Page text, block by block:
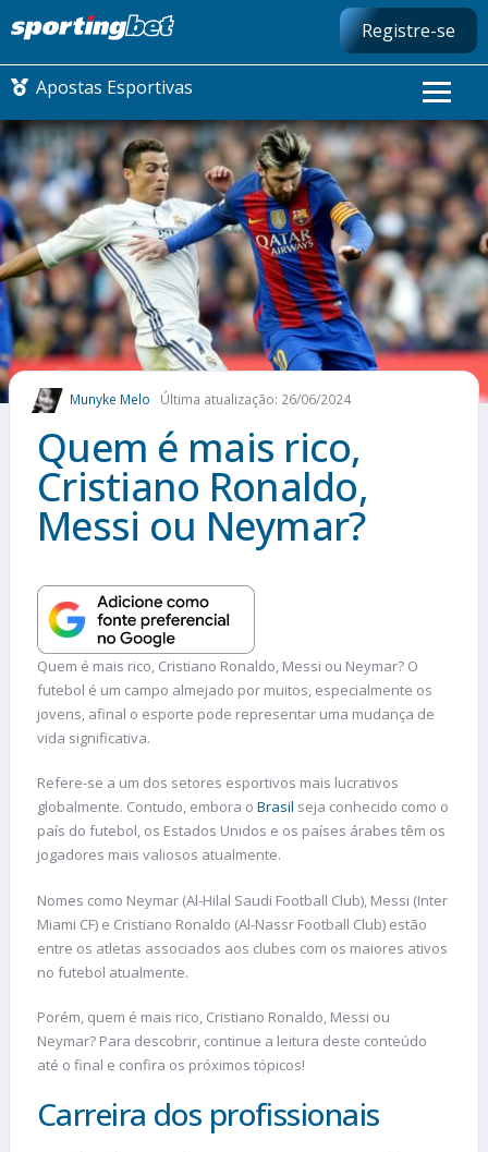
Registre-se
Apostas Esportivas
CONMEBOL LIBERTADORES
FUTEBOL NACIONAL
FUTEBOL INTERNACIONAL
COMO APOSTAR
MAIS ESPORTES
Munyke Melo Última atualização: 26/06/2024
Quem é mais rico,
Cristiano Ronaldo,
Messi ou Neymar?
Quem é mais rico, Cristiano Ronaldo, Messi ou Neymar? O
futebol é um campo almejado por muitos, especialmente os
jovens, afinal o esporte pode representar uma mudança de
vida significativa.
Refere-se a um dos setores esportivos mais lucrativos
globalmente. Contudo, embora o Brasil seja conhecido como o
país do futebol, os Estados Unidos e os países árabes têm os
jogadores mais valiosos atualmente.
Nomes como Neymar (Al-Hilal Saudi Football Club), Messi (Inter
Miami CF) e Cristiano Ronaldo (Al-Nassr Football Club) estão
entre os atletas associados aos clubes com os maiores ativos
no futebol atualmente.
Porém, quem é mais rico, Cristiano Ronaldo, Messi ou
Neymar? Para descobrir, continue a leitura deste conteúdo
até o final e confira os próximos tópicos!
Carreira dos profissionais